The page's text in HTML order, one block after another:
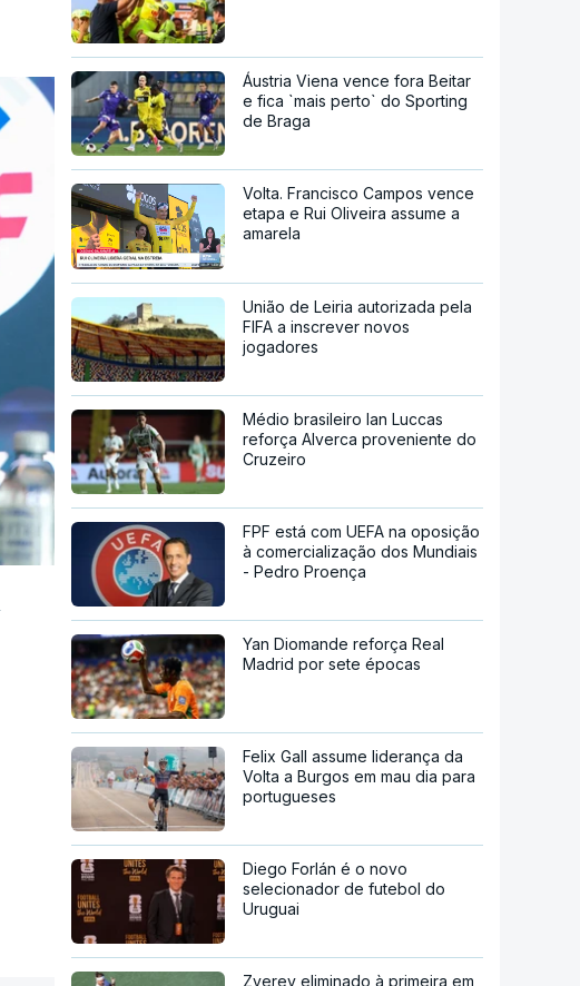
Áustria Viena vence fora Beitar
e fica `mais perto` do Sporting
de Braga
Volta. Francisco Campos vence
etapa e Rui Oliveira assume a
amarela
União de Leiria autorizada pela
FIFA a inscrever novos
jogadores
Médio brasileiro Ian Luccas
reforça Alverca proveniente do
Cruzeiro
FPF está com UEFA na oposição
à comercialização dos Mundiais
- Pedro Proença
Yan Diomande reforça Real
Madrid por sete épocas
Felix Gall assume liderança da
Volta a Burgos em mau dia para
portugueses
Diego Forlán é o novo
selecionador de futebol do
Uruguai
Zverev eliminado à primeira em